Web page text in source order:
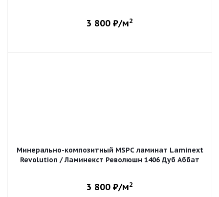
3 800 ₽/м2
Минерально-композитный MSPC ламинат Laminext
Revolution / Ламинекст Революшн 1406 Дуб Аббат
3 800 ₽/м2